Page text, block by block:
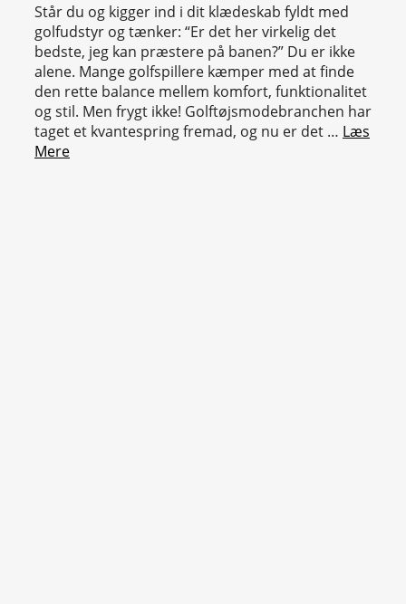
Står du og kigger ind i dit klædeskab fyldt med
golfudstyr og tænker: “Er det her virkelig det
bedste, jeg kan præstere på banen?” Du er ikke
alene. Mange golfspillere kæmper med at finde
den rette balance mellem komfort, funktionalitet
og stil. Men frygt ikke! Golftøjsmodebranchen har
taget et kvantespring fremad, og nu er det … Læs
Mere